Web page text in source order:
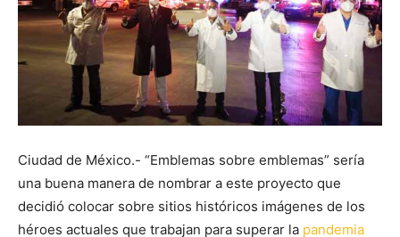
Ciudad de México.- “Emblemas sobre emblemas” sería
una buena manera de nombrar a este proyecto que
decidió colocar sobre sitios históricos imágenes de los
héroes actuales que trabajan para superar la pandemia